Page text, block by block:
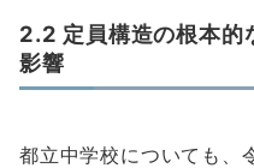
2.2 定員構造の根本的
影響
都立中学校についても、